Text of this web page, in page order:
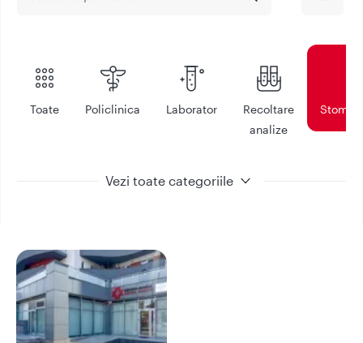
Toate Policlinica Laborator
Recoltare
analize
Vezi toate categoriile
Oradea Dental
Clinics